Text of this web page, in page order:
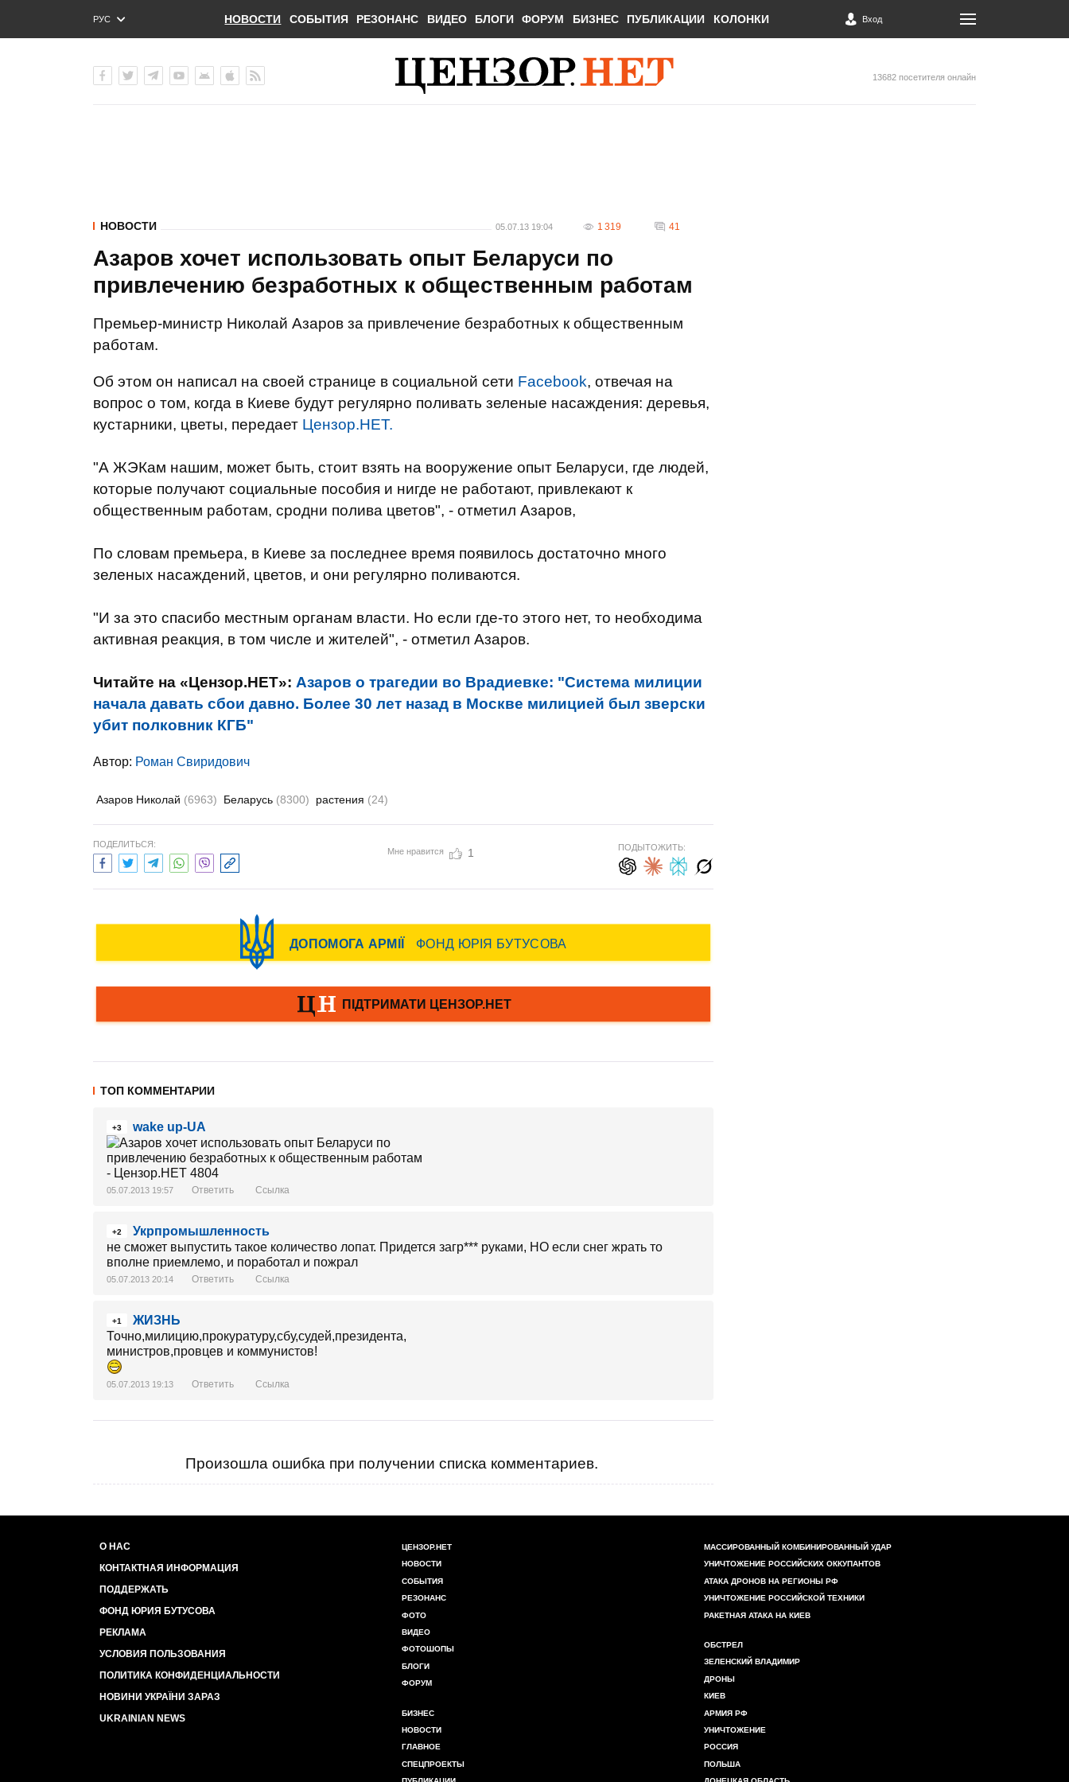
РУС
ENG
НОВОСТИ СОБЫТИЯ РЕЗОНАНС ВИДЕО БЛОГИ ФОРУМ БИЗНЕС ПУБЛИКАЦИИ КОЛОНКИ Вход
13682 посетителя онлайн
НОВОСТИ 05.07.13 19:04 1 319 41
Азаров хочет использовать опыт Беларуси по
привлечению безработных к общественным работам
Премьер-министр Николай Азаров за привлечение безработных к общественным
работам.
Об этом он написал на своей странице в социальной сети Facebook, отвечая на
вопрос о том, когда в Киеве будут регулярно поливать зеленые насаждения: деревья,
кустарники, цветы, передает Цензор.НЕТ.
"А ЖЭКам нашим, может быть, стоит взять на вооружение опыт Беларуси, где людей,
которые получают социальные пособия и нигде не работают, привлекают к
общественным работам, сродни полива цветов", - отметил Азаров,
По словам премьера, в Киеве за последнее время появилось достаточно много
зеленых насаждений, цветов, и они регулярно поливаются.
"И за это спасибо местным органам власти. Но если где-то этого нет, то необходима
активная реакция, в том числе и жителей", - отметил Азаров.
Читайте на «Цензор.НЕТ»: Азаров о трагедии во Врадиевке: "Система милиции
начала давать сбои давно. Более 30 лет назад в Москве милицией был зверски
убит полковник КГБ"
Автор: Роман Свиридович
Азаров Николай (6963) Беларусь (8300) растения (24)
ПОДЕЛИТЬСЯ:
Мне нравится 1 ПОДЫТОЖИТЬ:
ТОП КОММЕНТАРИИ
+3 wake up-UA
05.07.2013 19:57 Ответить Ссылка
+2
Укрпромышленность
не сможет выпустить такое количество лопат. Придется загр*** руками, НО если снег жрать то
вполне приемлемо, и поработал и пожрал
05.07.2013 20:14 Ответить Ссылка
+1
ЖИЗНЬ
Точно,милицию,прокуратуру,сбу,судей,президента,
министров,провцев и коммунистов!
05.07.2013 19:13 Ответить Ссылка
Произошла ошибка при получении списка комментариев.
О НАС
КОНТАКТНАЯ ИНФОРМАЦИЯ
ПОДДЕРЖАТЬ
ФОНД ЮРИЯ БУТУСОВА
РЕКЛАМА
УСЛОВИЯ ПОЛЬЗОВАНИЯ
ПОЛИТИКА КОНФИДЕНЦИАЛЬНОСТИ
НОВИНИ УКРАЇНИ ЗАРАЗ
UKRAINIAN NEWS
ЦЕНЗОР.НЕТ
НОВОСТИ
СОБЫТИЯ
РЕЗОНАНС
ФОТО
ВИДЕО
ФОТОШОПЫ
БЛОГИ
ФОРУМ
БИЗНЕС
НОВОСТИ
ГЛАВНОЕ
СПЕЦПРОЕКТЫ
МАССИРОВАННЫЙ КОМБИНИРОВАННЫЙ УДАР
УНИЧТОЖЕНИЕ РОССИЙСКИХ ОККУПАНТОВ
АТАКА ДРОНОВ НА РЕГИОНЫ РФ
УНИЧТОЖЕНИЕ РОССИЙСКОЙ ТЕХНИКИ
РАКЕТНАЯ АТАКА НА КИЕВ
ОБСТРЕЛ
ЗЕЛЕНСКИЙ ВЛАДИМИР
ДРОНЫ
КИЕВ
АРМИЯ РФ
УНИЧТОЖЕНИЕ
РОССИЯ
ПОЛЬША